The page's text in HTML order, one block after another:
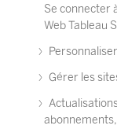
Se connecter
Web Tableau
Gérer les